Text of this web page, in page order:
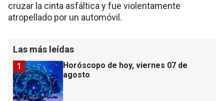
cruzar la cinta asfáltica y fue violentamente
atropellado por un automóvil.
Las más leídas
Horóscopo de hoy, viernes 07 de
agosto
1